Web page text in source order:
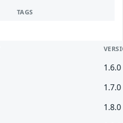
TAGS
1.6.0
1.7.0
1.8.0